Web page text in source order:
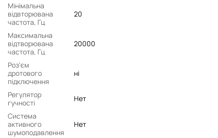
Мінімальна
відвторювана
частота, Гц
20
Максимальна
відтворювана
частота, Гц
20000
Роз'єм
дротового
підключення
ні
Регулятор
гучності
Нет
Система
активного
шумоподавлення
Нет